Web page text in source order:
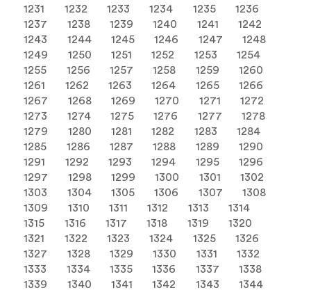
1231
1232 1233 1234 1235
1236
1237
1238 1239 1240 1241
1242
1243
1244 1245 1246 1247
1248
1249
1250 1251 1252 1253
1254
1255
1256 1257 1258 1259
1260
1261
1262 1263 1264 1265
1266
1267
1268 1269 1270 1271
1272
1273
1274 1275 1276 1277
1278
1279
1280 1281 1282 1283
1284
1285
1286 1287 1288 1289
1290
1291
1292 1293 1294 1295
1296
1297
1298 1299 1300 1301
1302
1303
1304 1305 1306 1307
1308
1309
1310 1311 1312 1313
1314
1315
1316 1317 1318 1319
1320
1321
1322 1323 1324 1325
1326
1327
1328 1329 1330 1331
1332
1333
1334 1335 1336 1337
1338
1339
1340 1341 1342 1343
1344